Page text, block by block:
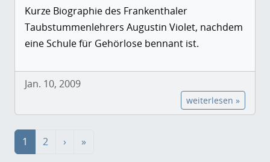
Kurze Biographie des Frankenthaler
Taubstummenlehrers Augustin Violet, nachdem
eine Schule für Gehörlose bennant ist.
Jan. 10, 2009
weiterlesen »
1 2 › »